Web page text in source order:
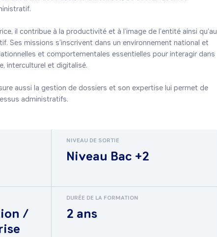
il contribue à la productivité et à l’image de l’entité ainsi qu’au
Ses missions s’inscrivent dans un environnement national et
et comportementales essentielles pour interagir dans
interculturel et digitalisé.
aussi la gestion de dossiers et son expertise lui permet de
administratifs.
NIVEAU DE SORTIE
Niveau Bac +2
/
DURÉE DE LA FORMATION
2 ans